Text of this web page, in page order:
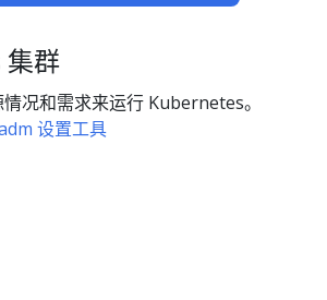
集群
况和需求来运行 Kubernetes。
设置工具